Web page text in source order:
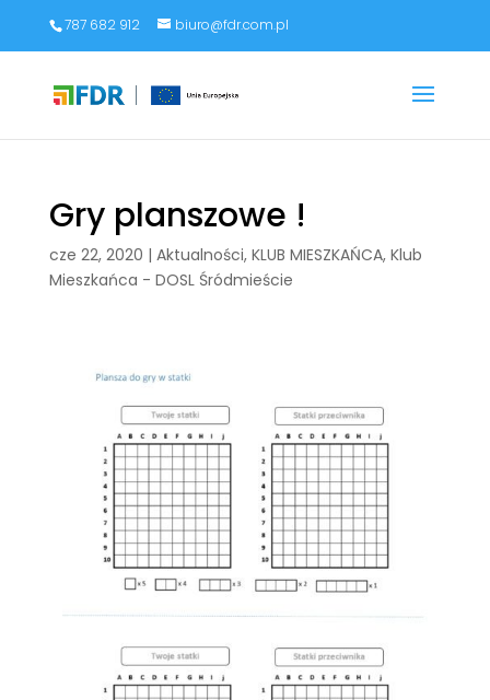
787 682 912 biuro@fdr.com.pl
Gry planszowe !
cze 22, 2020 | Aktualności, KLUB MIESZKAŃCA, Klub
Mieszkańca - DOSL Śródmieście